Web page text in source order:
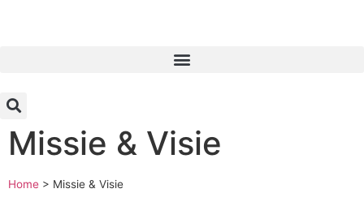
Missie & Visie
Home > Missie & Visie